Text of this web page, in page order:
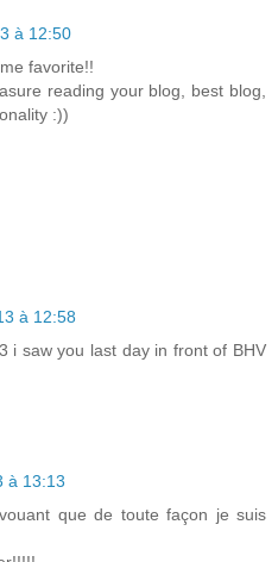
à 12:50
favorite!!
reading your blog, best blog,
:))
à 12:58
i saw you last day in front of BHV
à 13:13
que de toute façon je suis